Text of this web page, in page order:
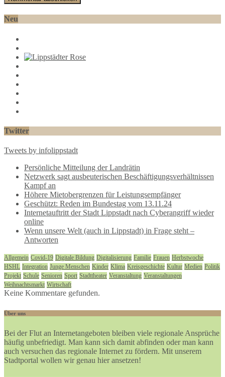
Neu
Twitter
Tweets by infolippstadt
Persönliche Mitteilung der Landrätin
Netzwerk sagt ausbeuterischen Beschäftigungsverhältnissen
Kampf an
Höhere Mietobergrenzen für Leistungsempfänger
Geschützt: Reden im Bundestag vom 13.11.24
Internetauftritt der Stadt Lippstadt nach Cyberangriff wieder
online
Wenn unsere Welt (auch in Lippstadt) in Frage steht –
Antworten
Allgemein Covid-19 Digitale Bildung Digitalisierung Familie Frauen Herbstwoche
HSHL Integration Junge Menschen Kinder Klima Kreisgeschichte Kultur Medien Politik
Projekt Schule Senioren Sport Stadttheater Veranstaltung Veranstaltungen
Weihnachtsmarkt Wirtschaft
Keine Kommentare gefunden.
Über uns
Bei der Flut an Internetangeboten bleiben viele regionale Ansprüche
häufig unbefriedigt. Man kann sich damit abfinden oder man kann
auch versuchen das regionale Internet zu fördern. Mit unserem
Stadtportal wollen wir genau hier ansetzen!